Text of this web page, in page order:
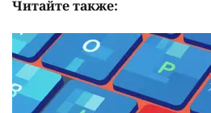
Читайте также: